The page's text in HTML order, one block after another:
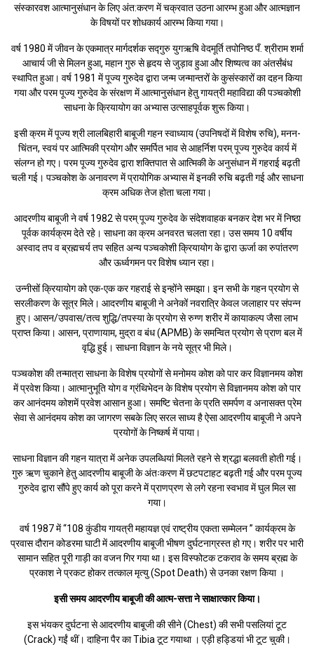
संस्कारवश आत्मानुसंधान के लिए अंत:करण में चक्रवात उठना आरम्भ हुआ और आत्मज्ञान
के विषयों पर शोधकार्य आरम्भ किया गया।
वर्ष 1980 में जीवन के एकमात्र मार्गदर्शक सद्गुरु युगऋषि वेदमूर्ति तपोनिष्ठ पँ. श्रीराम शर्मा
आचार्य जी से मिलन हुआ, महान गुरु से हृदय से जुड़ाव हुआ और शिष्यत्व का अंतर्संबंध
स्थापित हुआ। वर्ष 1981 में पूज्य गुरुदेव द्वारा जन्म जन्मान्तरों के कुसंस्कारों का दहन किया
गया और परम पूज्य गुरुदेव के संरक्षण में आत्मानुसंधान हेतु गायत्री महाविद्या की पञ्चकोशी
साधना के क्रियायोग का अभ्यास उत्साहपूर्वक शुरू किया।
इसी क्रम में पूज्य श्री लालबिहारी बाबूजी गहन स्वाध्याय (उपनिषदों में विशेष रुचि), मनन-
चिंतन, स्वयं पर आत्मिकी प्रयोग और समर्पित भाव से आहर्निश परम् पूज्य गुरुदेव कार्य में
संलग्न हो गए। परम पूज्य गुरुदेव द्वारा शक्तिपात से आत्मिकी के अनुसंधान में गहराई बढ़ती
चली गई। पञ्चकोश के अनावरण में प्रायोगिक अभ्यास में इनकी रुचि बढ़ती गई और साधना
क्रम अधिक तेज होता चला गया।
आदरणीय बाबूजी ने वर्ष 1982 से परम् पूज्य गुरुदेव के संदेशवाहक बनकर देश भर में निष्ठा
पूर्वक कार्यक्रम देते रहे। साधना का क्रम अनवरत चलता रहा। उस समय 10 वर्षीय
अस्वाद तप व ब्रह्मचर्य तप सहित अन्य पञ्चकोशी क्रियायोग के द्वारा ऊर्जा का रुपांतरण
और ऊर्ध्वगमन पर विशेष ध्यान रहा।
उन्नीसों क्रियायोग को एक-एक कर गहराई से इन्होंने समझा। इन सभी के गहन प्रयोग से
सरलीकरण के सूत्र मिले। आदरणीय बाबूजी ने अनेकों नवरात्रि केवल जलाहार पर संपन्न
हुए। आसन/उपवास/तत्व शुद्धि/तपस्या के प्रयोग से रुग्ण शरीर में कायाकल्प जैसा लाभ
प्राप्त किया। आसन, प्राणायाम, मुद्रा व बंध (APMB) के समन्वित प्रयोग से प्राण बल में
वृद्धि हुई। साधना विज्ञान के नये सूत्र भी मिले।
पञ्चकोश की तन्मात्रा साधना के विशेष प्रयोगों से मनोमय कोश को पार कर विज्ञानमय कोश
में प्रवेश किया। आत्मानुभूति योग व ग्रंथिभेदन के विशेष प्रयोग से विज्ञानमय कोश को पार
कर आनंदमय कोशमें प्रवेश आसान हुआ। समष्टि चेतना के प्रति समर्पण व अनासक्त प्रेम
सेवा से आनंदमय कोश का जागरण सबके लिए सरल साध्य है ऐसा आदरणीय बाबूजी ने अपने
प्रयोगों के निष्कर्ष में पाया।
साधना विज्ञान की गहन यात्रा में अनेक उपलब्धियां मिलते रहने से श्रद्धा बलवती होती गई।
गुरु ऋण चुकाने हेतु आदरणीय बाबूजी के अंतःकरण में छटपटाहट बढ़ती गई और परम पूज्य
गुरुदेव द्वारा सौंपे हुए कार्य को पूरा करने में प्राणप्रण से लगे रहना स्वभाव में घुल मिल सा
गया।
वर्ष 1987 में “108 कुंडीय गायत्री महायज्ञ एवं राष्ट्रीय एकता सम्मेलन ” कार्यक्रम के
प्रवास दौरान कोडरमा घाटी में आदरणीय बाबूजी भीषण दुर्घटनाग्रस्त हो गए। शरीर पर भारी
सामान सहित पूरी गाड़ी का वजन गिर गया था। इस विस्फोटक टकराव के समय ब्रह्म के
प्रकाश ने प्रकट होकर तत्काल मृत्यु (Spot Death) से उनका रक्षण किया ‌।
इसी समय आदरणीय बाबूजी की आत्म-सत्ता ने साक्षात्कार किया।
इस भंयकर दुर्घटना से आदरणीय बाबूजी की सीने (Chest) की सभी पसलियां टूट
(Crack) गईं थीं। दाहिना पैर का Tibia टूट गयाथा । एड़ी हड्डियां भी टूट चुकी।